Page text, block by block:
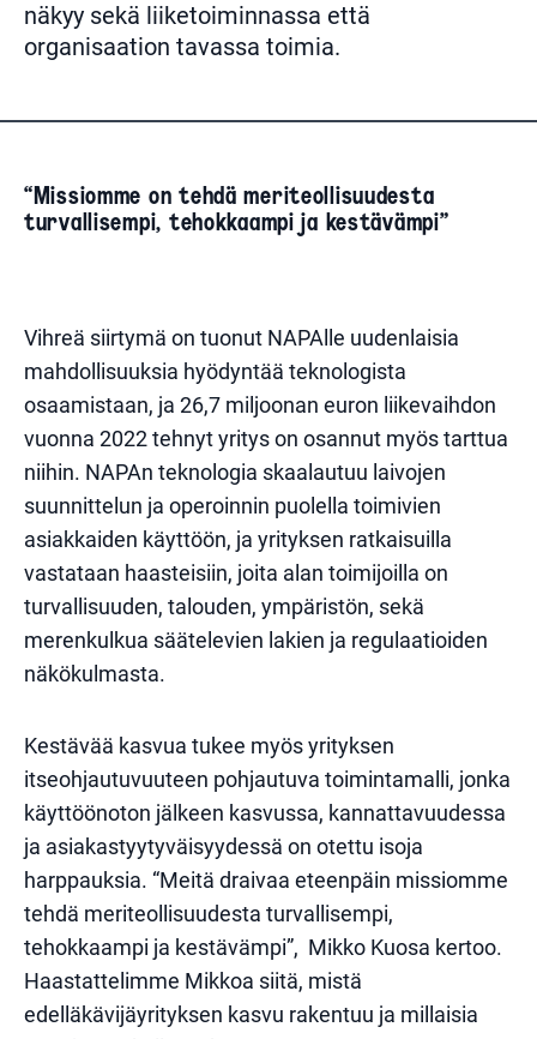
näkyy sekä liiketoiminnassa että
organisaation tavassa toimia.
“Missiomme on tehdä meriteollisuudesta
turvallisempi, tehokkaampi ja kestävämpi”
Vihreä siirtymä on tuonut NAPAlle uudenlaisia
mahdollisuuksia hyödyntää teknologista
osaamistaan, ja 26,7 miljoonan euron liikevaihdon
vuonna 2022 tehnyt yritys on osannut myös tarttua
niihin. NAPAn teknologia skaalautuu laivojen
suunnittelun ja operoinnin puolella toimivien
asiakkaiden käyttöön, ja yrityksen ratkaisuilla
vastataan haasteisiin, joita alan toimijoilla on
turvallisuuden, talouden, ympäristön, sekä
merenkulkua säätelevien lakien ja regulaatioiden
näkökulmasta.
Kestävää kasvua tukee myös yrityksen
itseohjautuvuuteen pohjautuva toimintamalli, jonka
käyttöönoton jälkeen kasvussa, kannattavuudessa
ja asiakastyytyväisyydessä on otettu isoja
harppauksia. “Meitä draivaa eteenpäin missiomme
tehdä meriteollisuudesta turvallisempi,
tehokkaampi ja kestävämpi”, Mikko Kuosa kertoo.
Haastattelimme Mikkoa siitä, mistä
edelläkävijäyrityksen kasvu rakentuu ja millaisia